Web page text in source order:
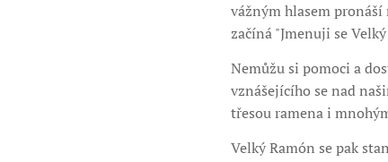
vážným hlasem pronáší
začíná "Jmenuji se
Nemůžu si pomoci a
vznášejícího se nad
třesou ramena i
Velký Ramón se pak